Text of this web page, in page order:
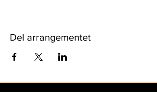
Del arrangementet